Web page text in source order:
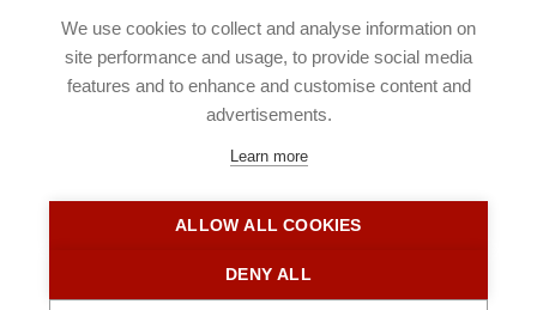
Copyrights
Datenschutzerklärung
Kontakt
We use cookies to collect and analyse information on
site performance and usage, to provide social media
features and to enhance and customise content and
advertisements.
Learn more
ALLOW ALL COOKIES
DENY ALL